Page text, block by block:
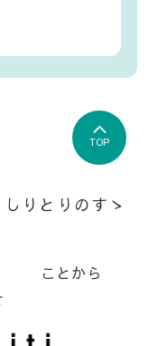
TOP
りとりのすゝ
ことから